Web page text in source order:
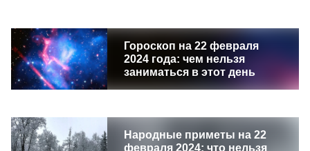
Гороскоп на 22 февраля
2024 года: чем нельзя
заниматься в этот день
Народные приметы на 22
февраля 2024: что нельзя